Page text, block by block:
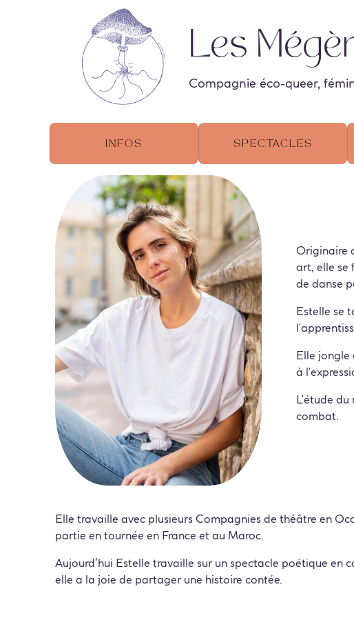
Les
Compagnie éco-queer,
Infos Spectacles
Originaire
art, elle se
de danse
Estelle se
Elle jongle
à
L'étude du
combat.
Elle travaille avec plusieurs Compagnies de théâtre en
partie en tournée en France et au Maroc.
Aujourd’hui Estelle travaille sur un spectacle poétique en
elle a la joie de partager une histoire contée.